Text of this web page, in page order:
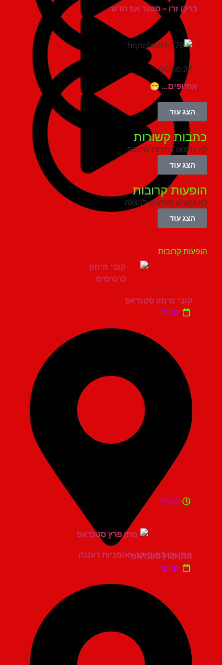
ברקו זרו – סטנד אפ חדש
00:00:27
אתיופים… 😁
הצג עוד
קשורות
כתבות להצגה.
הצג עוד
קרובות
מופעים להצגה
הצג עוד
קרובות
קובי מימון סטנדאפ
יום ה'
המשכן למוסיקה ואומניות רעננה
21:00
מתן פרץ סטנדאפ
יום ש'